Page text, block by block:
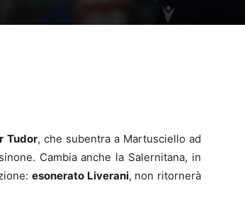
Tudor, che subentra a Martusciello ad
Cambia anche la Salernitana, in
esonerato Liverani, non ritornerà